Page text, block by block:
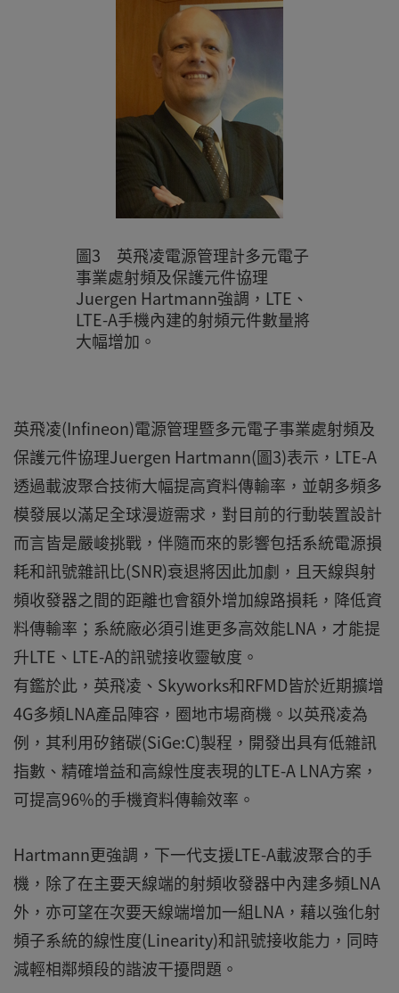
圖3 英飛凌電源管理計多元電子
事業處射頻及保護元件協理
Juergen Hartmann強調，LTE、
LTE-A手機內建的射頻元件數量將
大幅增加。
英飛凌(Infineon)電源管理暨多元電子事業處射頻及
保護元件協理Juergen Hartmann(圖3)表示，LTE-A
透過載波聚合技術大幅提高資料傳輸率，並朝多頻多
模發展以滿足全球漫遊需求，對目前的行動裝置設計
而言皆是嚴峻挑戰，伴隨而來的影響包括系統電源損
耗和訊號雜訊比(SNR)衰退將因此加劇，且天線與射
頻收發器之間的距離也會額外增加線路損耗，降低資
料傳輸率；系統廠必須引進更多高效能LNA，才能提
升LTE、LTE-A的訊號接收靈敏度。
有鑑於此，英飛凌、Skyworks和RFMD皆於近期擴增
4G多頻LNA產品陣容，圈地市場商機。以英飛凌為
例，其利用矽鍺碳(SiGe:C)製程，開發出具有低雜訊
指數、精確增益和高線性度表現的LTE-A LNA方案，
可提高96%的手機資料傳輸效率。
Hartmann更強調，下一代支援LTE-A載波聚合的手
機，除了在主要天線端的射頻收發器中內建多頻LNA
外，亦可望在次要天線端增加一組LNA，藉以強化射
頻子系統的線性度(Linearity)和訊號接收能力，同時
減輕相鄰頻段的諧波干擾問題。